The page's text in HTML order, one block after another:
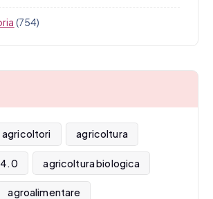
(754)
agricoltori agricoltura
agricoltura biologica
agroalimentare